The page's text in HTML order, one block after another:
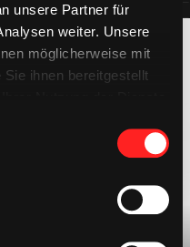
unsere Partner für
weiter. Unsere
möglicherweise mit
ihnen bereitgestellt